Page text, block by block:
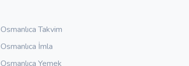
Osmanlıca Takvim
Osmanlıca İmla
Osmanlıca Yemek